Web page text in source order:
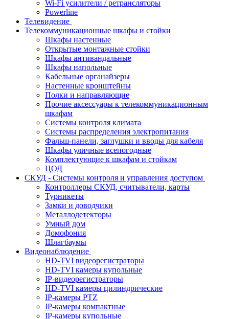
Wi-Fi усилители / ретрансляторы
Powerline
Телевидение
Телекоммуникационные шкафы и стойки
Шкафы настенные
Открытые монтажные стойки
Шкафы антивандальные
Шкафы напольные
Кабельные органайзеры
Настенные кронштейны
Полки и направляющие
Прочие аксессуары к телекоммуникационным
шкафам
Системы контроля климата
Системы распределения электропитания
Фальш-панели, заглушки и вводы для кабеля
Шкафы уличные всепогодные
Комплектующие к шкафам и стойкам
ЦОД
СКУД - Системы контроля и управления доступом
Контроллеры СКУД, считыватели, карты
Турникеты
Замки и доводчики
Металлодетекторы
Умный дом
Домофония
Шлагбаумы
Видеонаблюдение
HD-TVI видеорегистраторы
HD-TVI камеры купольные
IP-видеорегистраторы
HD-TVI камеры цилиндрические
IP-камеры PTZ
IP-камеры компактные
IP-камеры купольные